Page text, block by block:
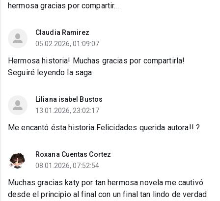
hermosa gracias por compartir...
Claudia Ramirez
05.02.2026, 01:09:07
Hermosa historia! Muchas gracias por compartirla!
Seguiré leyendo la saga
Liliana isabel Bustos
13.01.2026, 23:02:17
Me encantó ésta historia.Felicidades querida autora!! ?
Roxana Cuentas Cortez
08.01.2026, 07:52:54
Muchas gracias katy por tan hermosa novela me cautivó
desde el principio al final con un final tan lindo de verdad